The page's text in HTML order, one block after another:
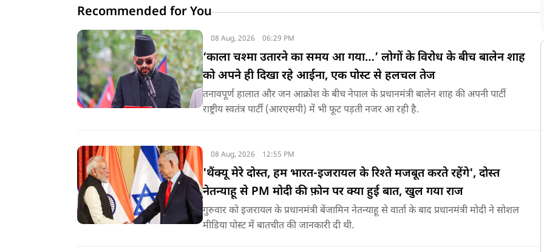
Recommended for You
08 Aug, 2026 06:29 PM
‘काला चश्मा उतारने का समय आ गया…’ लोगों के विरोध के बीच बालेन शाह
को अपने ही दिखा रहे आईना, एक पोस्ट से हलचल तेज
तनावपूर्ण हालात और जन आक्रोश के बीच नेपाल के प्रधानमंत्री बालेन शाह की अपनी पार्टी
राष्ट्रीय स्वतंत्र पार्टी (आरएसपी) में भी फूट पड़ती नजर आ रही है.
08 Aug, 2026 12:55 PM
'थैंक्यू मेरे दोस्त, हम भारत-इजरायल के रिश्ते मजबूत करते रहेंगे', दोस्त
नेतन्याहू से PM मोदी की फ़ोन पर क्या हुई बात, खुल गया राज
गुरुवार को इजरायल के प्रधानमंत्री बेंजामिन नेतन्याहू से वार्ता के बाद प्रधानमंत्री मोदी ने सोशल
मीड‍िया पोस्‍ट में बातचीत की जानकारी दी थी.